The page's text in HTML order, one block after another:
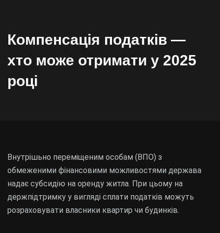
Компенсація податків —
хто може отримати у 2025
році
Внутрішьно переміщеним особам (ВПО) з
обмеженими фінансовими можливостями держава
надає субсидію на оренду житла. При цьому на
держпідтримку у вигляді сплати податків можуть
розраховувати власники квартир чи будинків.